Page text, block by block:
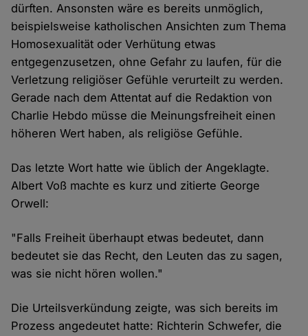
dürften. Ansonsten wäre es bereits unmöglich,
beispielsweise katholischen Ansichten zum Thema
Homosexualität oder Verhütung etwas
entgegenzusetzen, ohne Gefahr zu laufen, für die
Verletzung religiöser Gefühle verurteilt zu werden.
Gerade nach dem Attentat auf die Redaktion von
Charlie Hebdo müsse die Meinungsfreiheit einen
höheren Wert haben, als religiöse Gefühle.
Das letzte Wort hatte wie üblich der Angeklagte.
Albert Voß machte es kurz und zitierte George
Orwell:
"Falls Freiheit überhaupt etwas bedeutet, dann
bedeutet sie das Recht, den Leuten das zu sagen,
was sie nicht hören wollen."
Die Urteilsverkündung zeigte, was sich bereits im
Prozess angedeutet hatte: Richterin Schwefer, die